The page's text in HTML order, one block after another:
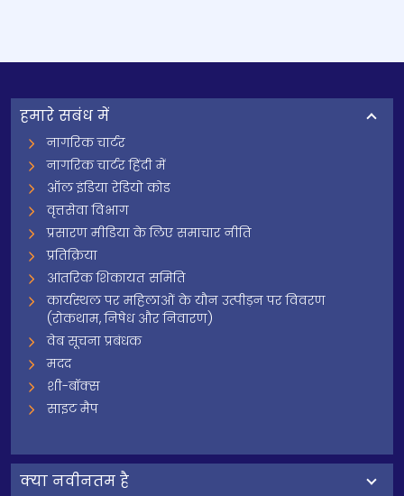
हमारे सबंध में
नागरिक चार्टर
नागरिक चार्टर हिंदी में
ऑल इंडिया रेडियो कोड
वृत्तसेवा विभाग
प्रसारण मीडिया के लिए समाचार नीति
प्रतिक्रिया
आंतरिक शिकायत समिति
कार्यस्थल पर महिलाओं के यौन उत्पीड़न पर विवरण
(रोकथाम, निषेध और निवारण)
वेब सूचना प्रबंधक
मदद
शी-बॉक्स
साइट मैप
क्‍या नवीनतम है